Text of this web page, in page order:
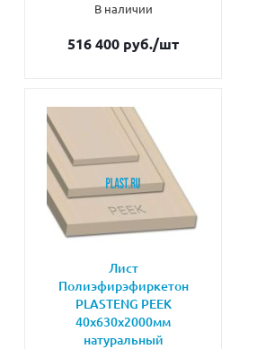
В наличии
516 400 руб./шт
Лист
Полиэфирэфиркетон
PLASTENG PEEK
40х630х2000мм
натуральный